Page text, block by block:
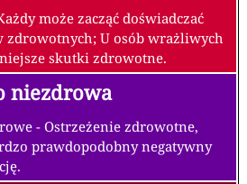
może zacząć doświadczać
zdrowotnych; U osób wrażliwych
skutki zdrowotne.
niezdrowa
- Ostrzeżenie zdrowotne,
prawdopodobny negatywny